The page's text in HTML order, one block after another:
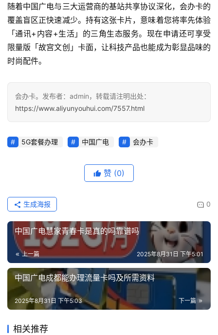
随着中国广电与三大运营商的基站共享协议深化，会办卡的
覆盖盲区正快速减少。持有这张卡片，意味着您将率先体验
「通讯+内容+生活」的三角生态服务。现在申请还可享受
限量版「故宫文创」卡面，让科技产品也能成为彰显品味的
时尚配件。
会办卡。发布者：admin，转载请注明出处：
https://www.aliyunyouhui.com/7557.html
5G套餐办理 中国广电 会办卡
赞 (0)
0
生成海报
中国广电慧家青春卡是真的吗靠谱吗
上一篇 2025年8月31日 下午5:01
中国广电成都能办理流量卡吗及所需资料
下一篇
2025年8月31日 下午5:03
相关推荐